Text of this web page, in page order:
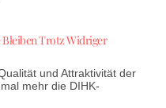
Bleiben Trotz Widriger
und Attraktivität der
mehr die DIHK-